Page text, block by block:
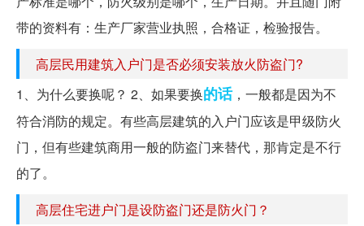
带的资料有：生产厂家营业执照，合格证，检验报告。
高层民用建筑入户门是否必须安装放火防盗门?
1、为什么要换呢？ 2、如果要换的话，一般都是因为不
符合消防的规定。有些高层建筑的入户门应该是甲级防火
门，但有些建筑商用一般的防盗门来替代，那肯定是不行
的了。
高层住宅进户门是设防盗门还是防火门？